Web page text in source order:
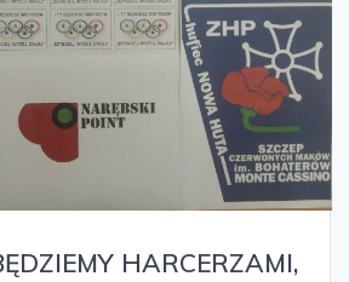
HARCERZAMI,